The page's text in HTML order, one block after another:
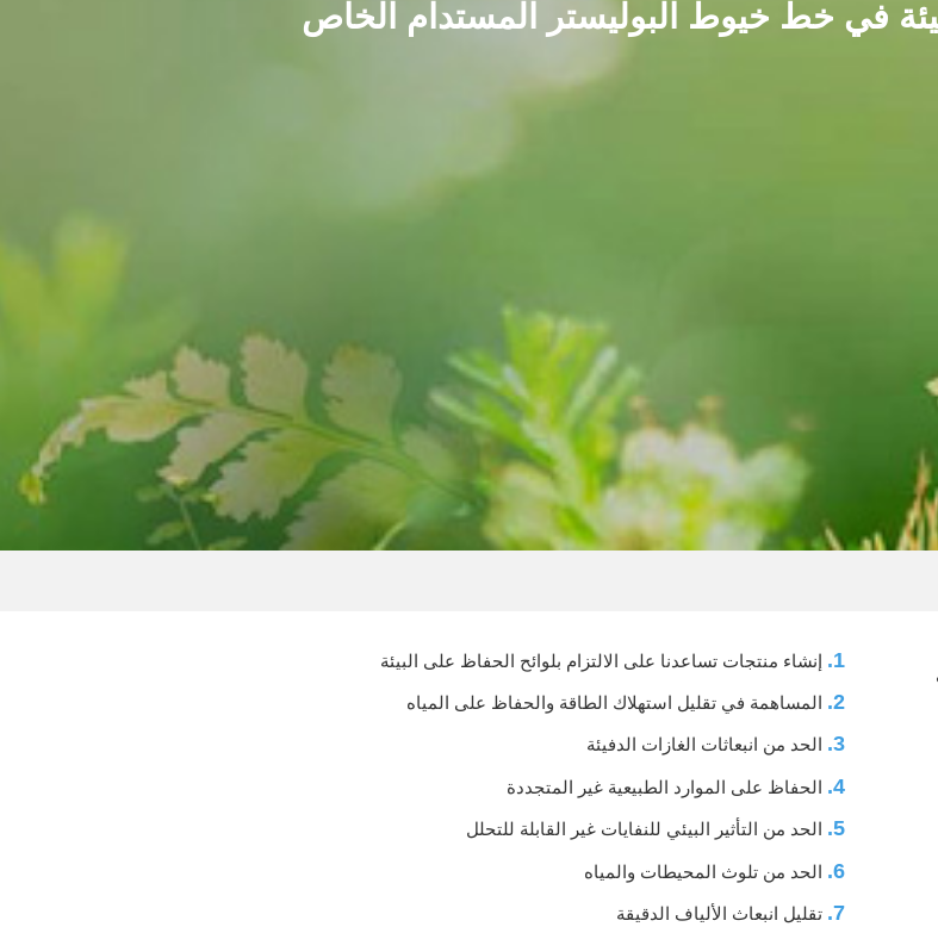
في خط خيوط البوليستر المستدام الخاص
1. إنشاء منتجات تساعدنا على الالتزام بلوائح الحفاظ على البيئة
2. المساهمة في تقليل استهلاك الطاقة والحفاظ على المياه
3. الحد من انبعاثات الغازات الدفيئة
4. الحفاظ على الموارد الطبيعية غير المتجددة
5. الحد من التأثير البيئي للنفايات غير القابلة للتحلل
6. الحد من تلوث المحيطات والمياه
7. تقليل انبعاث الألياف الدقيقة